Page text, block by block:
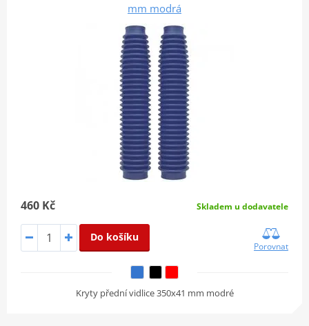
mm modrá
460 Kč Skladem u dodavatele
Do košíku
Porovnat
Kryty přední vidlice 350x41 mm modré